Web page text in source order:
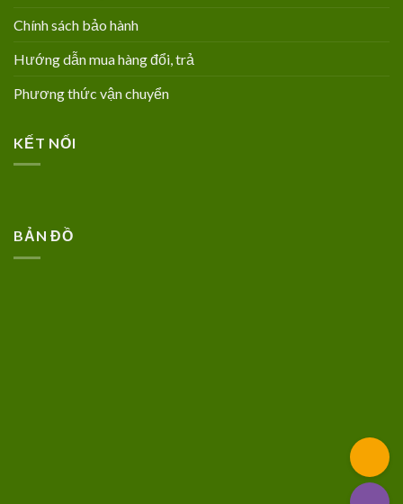
Chính sách bảo hành
Hướng dẫn mua hàng đổi, trả
Phương thức vận chuyển
KẾT NỐI
BẢN ĐỒ